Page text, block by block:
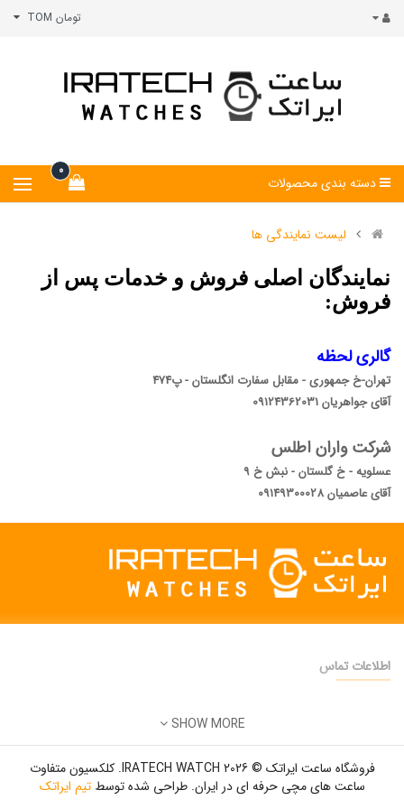
تومان TOM
0
دسته بندی محصولات
لیست نمایندگی ها
نمایندگان اصلی فروش و خدمات پس از
فروش:
گالری لحظه
تهران-خ جمهوری - مقابل سفارت انگلستان - پ474
آقای جواهریان 09124362031
شرکت واران اطلس
عسلویه - خ گلستان - نبش خ 9
آقای عاصمیان 09149300028
اطلاعات تماس
ایمیل:
زمان کاری:8 صبح تا 5 عصر
SHOW MORE
فروشگاه ساعت ایراتک © 2026 IRATECH WATCH. کلکسیون متفاوت
ساعت های مچی حرفه ای در ایران. طراحی شده توسطتیم ایراتک